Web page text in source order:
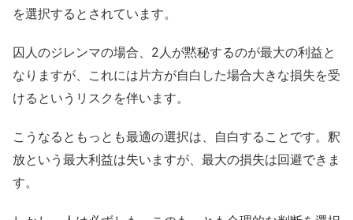
を選択するとされています。
囚人のジレンマの場合、2人が黙秘するのが最大の利益と
なりますが、これには片方が自白した場合大きな損失を受
けるというリスクを伴います。
こうなるともっとも最適の選択は、自白することです。釈
放という最大利益は失いますが、最大の損失は回避できま
す。